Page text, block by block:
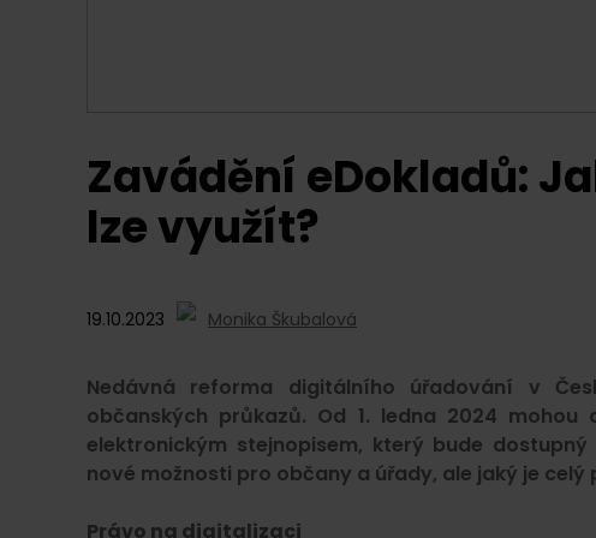
Zavádění eDokladů:
lze využít?
19.10.2023 Monika Škubalová
Nedávná reforma digitálního úřadování v
občanských průkazů. Od 1. ledna 2024
elektronickým stejnopisem, který bude
nové možnosti pro občany a úřady, ale jaký je
Právo na digitalizaci